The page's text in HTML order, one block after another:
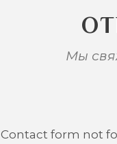
Мы
Contact form not